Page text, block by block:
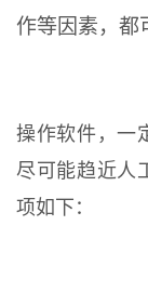
作等因素，都
操作软件，一
尽可能趋近人
项如下：